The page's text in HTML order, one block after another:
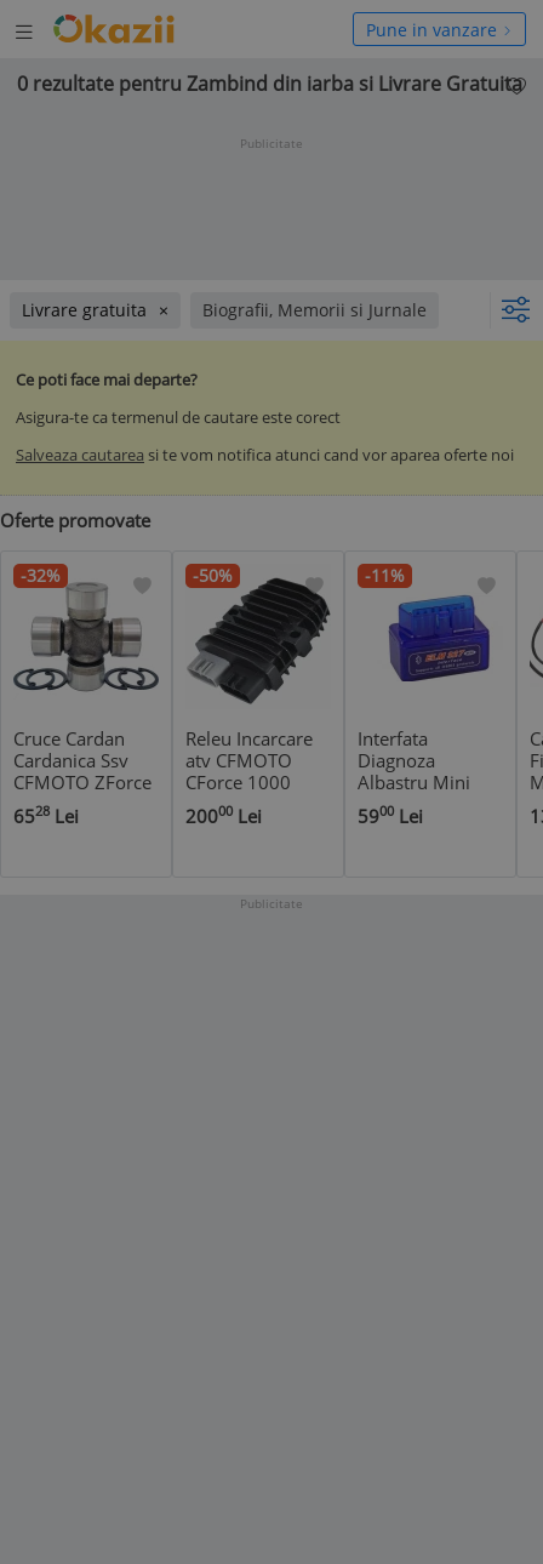
Deschide
meniul
Pune in vanzare
0 rezultate pentru Zambind din iarba si Livrare Gratuita
Publicitate
Livrare gratuita Biografii, Memorii si Jurnale
Ce poti face mai departe?
Asigura-te ca termenul de cautare este corect
Salveaza cautarea si te vom notifica atunci cand vor aparea oferte noi
Oferte promovate
-32%
Cruce Cardan
Cardanica Ssv
CFMOTO ZForce
550 Z5 CF500US
- 25x64mm
6528 Lei
-50%
Releu Incarcare
atv CFMOTO
CForce 1000
CF1000AU 2018-
2020
20000 Lei
-11%
Interfata
Diagnoza
Albastru Mini
ELM 327
Bluetooth
5900 Lei
Publicitate